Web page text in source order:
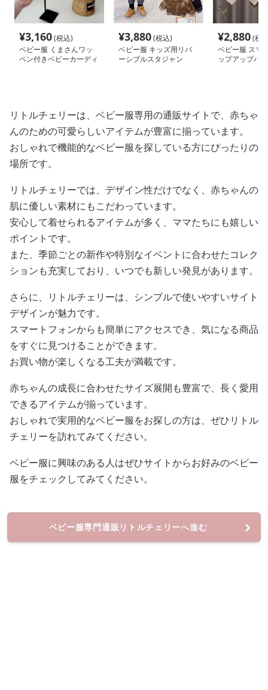
¥3,160(税込)
ベビー服 くまさんワッ
ペン付きベビーカーディ
¥3,880(税込)
ベビー服 キッズ用リバ
ーシブルスタジャン
¥2,880(税
ベビー服 スマ
ップアップパ
リトルチェリーは、ベビー服専用の通販サイトで、赤ちゃ
んのための可愛らしいアイテムが豊富に揃っています。
おしゃれで機能的なベビー服を探している方にぴったりの
場所です。
リトルチェリーでは、デザイン性だけでなく、赤ちゃんの
肌に優しい素材にもこだわっています。
安心して着せられるアイテムが多く、ママたちにも嬉しい
ポイントです。
また、季節ごとの新作や特別なイベントに合わせたコレク
ションも充実しており、いつでも新しい発見があります。
さらに、リトルチェリーは、シンプルで使いやすいサイト
デザインが魅力です。
スマートフォンからも簡単にアクセスでき、気になる商品
をすぐに見つけることができます。
お買い物が楽しくなる工夫が満載です。
赤ちゃんの成長に合わせたサイズ展開も豊富で、長く愛用
できるアイテムが揃っています。
おしゃれで実用的なベビー服をお探しの方は、ぜひリトル
チェリーを訪れてみてください。
ベビー服に興味のある人はぜひサイトからお好みのベビー
服をチェックしてみてください。
ベビー服専門通販リトルチェリーへ進む